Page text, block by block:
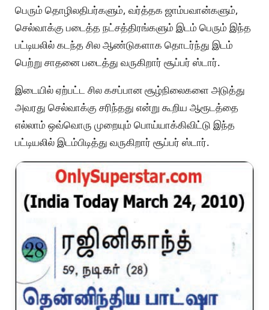
பெரும் தொழிலதிபர்களும், வர்த்தக ஜாம்பவான்களும்,
செல்வாக்கு படைத்த நட்சத்திரங்களும் இடம் பெரும் இந்த
பட்டியலில் கடந்த சில ஆண்டுகளாக தொடர்ந்து இடம்
பெற்று சாதனை படைத்து வருகிறார் சூப்பர் ஸ்டார்.
இடையில் ஏற்பட்ட சில கசப்பான சூழ்நிலைகளை அடுத்து
அவரது செல்வாக்கு சரிந்தது என்று கூறிய ஆரூடத்தை
எல்லாம் ஒவ்வொரு முறையும் பொய்யாக்கிவிட்டு இந்த
பட்டியலில் இடம்பிடித்து வருகிறார் சூப்பர் ஸ்டார்.